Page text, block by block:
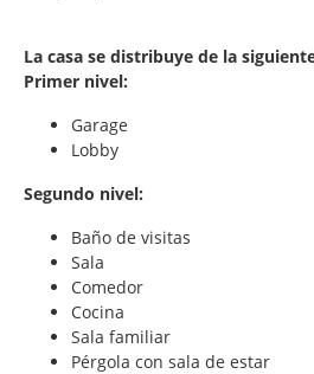
La casa se distribuye de la
Primer nivel:
Garage
Lobby
Segundo nivel:
Baño de visitas
Sala
Comedor
Cocina
Sala familiar
Pérgola con sala de estar